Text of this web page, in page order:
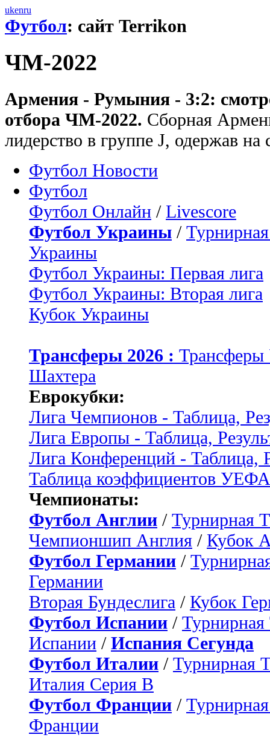
ukenru
Футбол: сайт Terrikon
ЧМ-2022
Армения - Румыния - 3:2:
отбора ЧМ-2022. Сборная
лидерство в группе J, одержав на
Футбол Новости
Футбол
Футбол Онлайн / Livescore
Футбол Украины /
Украины
Футбол Украины: Первая лига
Футбол Украины: Вторая лига
Кубок Украины
Трансферы 2026 :
Шахтера
Еврокубки:
Лига Чемпионов - Таблица,
Лига Европы - Таблица,
Лига Конференций - Таблица,
Таблица коэффициентов УЕФА
Чемпионаты:
Футбол Англии / Турнирная
Чемпионшип Англия / Кубок
Футбол Германии /
Германии
Вторая Бундеслига / Кубок
Футбол Испании / Турнирная
Испании / Испания Сегунда
Футбол Италии / Турнирная
Италия Серия B
Футбол Франции /
Франции